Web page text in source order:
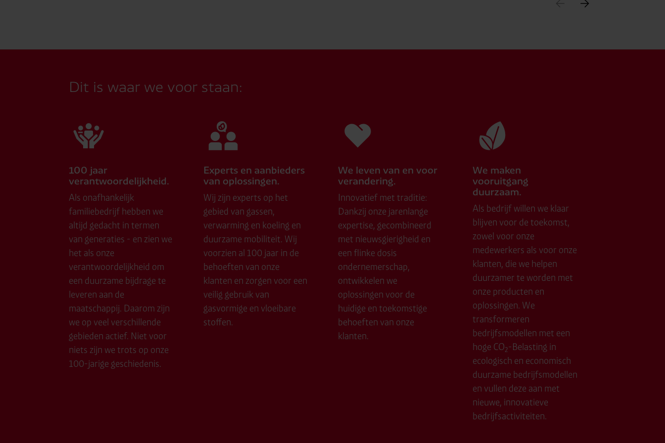
Dit is waar we voor staan:
100 jaar
verantwoordelijkheid.
Als onafhankelijk
familiebedrijf hebben we
altijd gedacht in termen
van generaties - en zien we
het als onze
verantwoordelijkheid om
een duurzame bijdrage te
leveren aan de
maatschappij. Daarom zijn
we op veel verschillende
gebieden actief. Niet voor
niets zijn we trots op onze
100-jarige geschiedenis.
Experts en aanbieders
van oplossingen.
Wij zijn experts op het
gebied van gassen,
verwarming en koeling en
duurzame mobiliteit. Wij
voorzien al 100 jaar in de
behoeften van onze
klanten en zorgen voor een
veilig gebruik van
gasvormige en vloeibare
stoffen.
We leven van en voor
verandering.
Innovatief met traditie:
Dankzij onze jarenlange
expertise, gecombineerd
met nieuwsgierigheid en
een flinke dosis
ondernemerschap,
ontwikkelen we
oplossingen voor de
huidige en toekomstige
behoeften van onze
klanten.
We maken
vooruitgang
duurzaam.
Als bedrijf willen we klaar
blijven voor de toekomst,
zowel voor onze
medewerkers als voor onze
klanten, die we helpen
duurzamer te worden met
onze producten en
oplossingen. We
transformeren
bedrijfsmodellen met een
hoge CO2-Belasting in
ecologisch en economisch
duurzame bedrijfsmodellen
en vullen deze aan met
nieuwe, innovatieve
bedrijfsactiviteiten.